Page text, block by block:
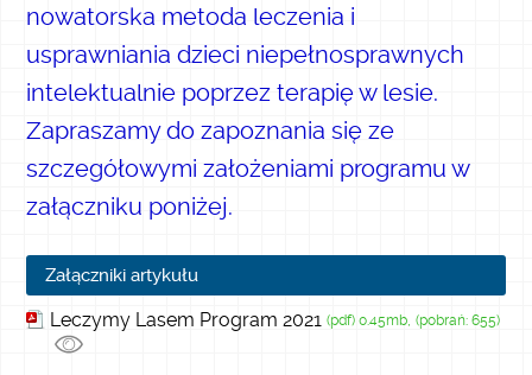
nowatorska metoda leczenia i
usprawniania dzieci niepełnosprawnych
intelektualnie poprzez terapię w lesie.
Zapraszamy do zapoznania się ze
szczegółowymi założeniami programu w
załączniku poniżej.
Załączniki artykułu
Leczymy Lasem Program 2021 (pdf) 0.45mb, (pobrań: 655)